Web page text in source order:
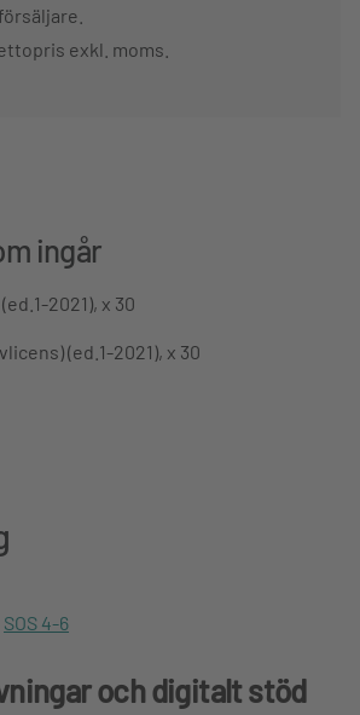
ingår
2021), x 30
(ed.1-2021), x 30
SOS 4-6
och digitalt stöd
exkl. moms.